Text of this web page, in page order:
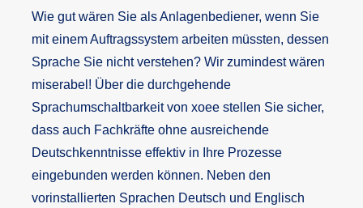
Wie gut wären Sie als Anlagenbediener, wenn Sie
mit einem Auftragssystem arbeiten müssten, dessen
Sprache Sie nicht verstehen? Wir zumindest wären
miserabel! Über die durchgehende
Sprachumschaltbarkeit von xoee stellen Sie sicher,
dass auch Fachkräfte ohne ausreichende
Deutschkenntnisse effektiv in Ihre Prozesse
eingebunden werden können. Neben den
vorinstallierten Sprachen Deutsch und Englisch